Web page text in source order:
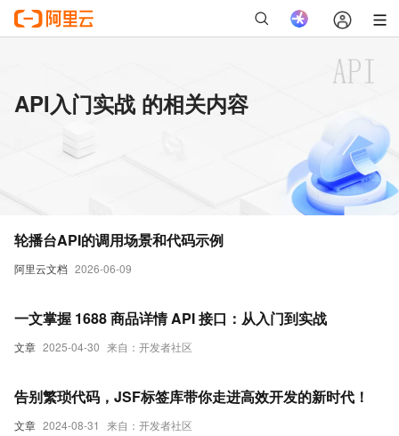
API入门实战 的相关内容
阿里云文档 2026-06-09
轮播台API的调用场景和代码示例
文章 2025-04-30 来自：开发者社区
一文掌握 1688 商品详情 API 接口：从入门到实战
文章 2024-08-31 来自：开发者社区
告别繁琐代码，JSF标签库带你走进高效开发的新时代！